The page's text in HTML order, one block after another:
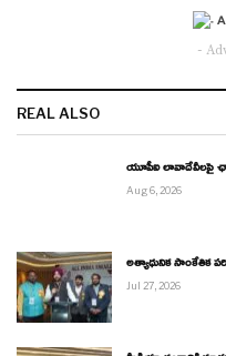
-
REAL ALSO
యూపీఐ లావాదేవీలపై
Aug 6, 2026
అత్యాధునిక సాంకేతిక
Jul 27, 2026